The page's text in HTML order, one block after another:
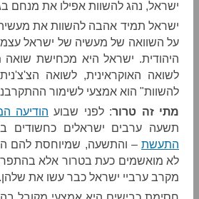
ישראל, נהג להשוות אפילו את מנחם
ישראל תמיד אהבה להשוות את
על השוואה של מעשיה של ישראל
היהודית. ישראל היא מכחישת
לשואה האוקראינית, לשואה
להשוות" הוא אמצעי לשימור
מתי זה טרור: לפני שבוע הודיעה
תשעה ערבים ישראלים כחשודים
התעשת – והתשעה, שמיוחסת להם
לא מואשמים כעת בטרור אלא
מקרב ערביי ישראל כבר עשו את